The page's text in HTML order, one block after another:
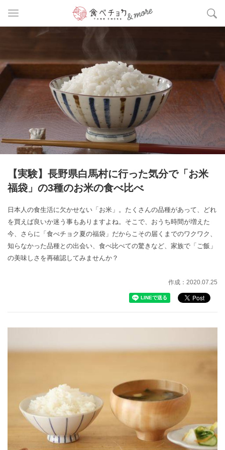
【実験】長野県白馬村に行った気分で「お米
福袋」の3種のお米の食べ比べ
日本人の食生活に欠かせない「お米」。たくさんの品種があって、どれ
を買えば良いか迷う事もありますよね。そこで、おうち時間が増えた
今、さらに「食べチョク夏の福袋」だからこその届くまでのワクワク、
知らなかった品種との出会い、食べ比べての驚きなど、家族で「ご飯」
の美味しさを再確認してみませんか？
作成：2020.07.25